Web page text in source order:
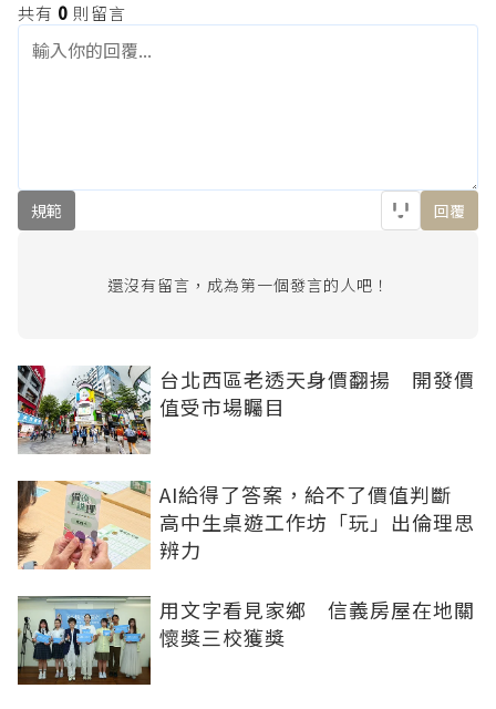
共有 0 則留言
規範 回覆
還沒有留言，成為第一個發言的人吧！
台北西區老透天身價翻揚 開發價
值受市場矚目
AI給得了答案，給不了價值判斷
高中生桌遊工作坊「玩」出倫理思
辨力
用文字看見家鄉 信義房屋在地關
懷獎三校獲獎